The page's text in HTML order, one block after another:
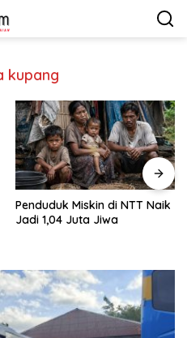
kupang
Penduduk Miskin di NTT Naik
Jadi 1,04 Juta Jiwa